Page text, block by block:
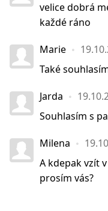
velice dobrá
každé ráno
Marie
Také
Jarda
Souhlasím s
Milena
A kdepak vzít
prosím vás?